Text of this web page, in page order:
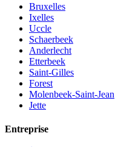
Bruxelles
Ixelles
Uccle
Schaerbeek
Anderlecht
Etterbeek
Saint-Gilles
Forest
Molenbeek-Saint-Jean
Jette
Entreprise